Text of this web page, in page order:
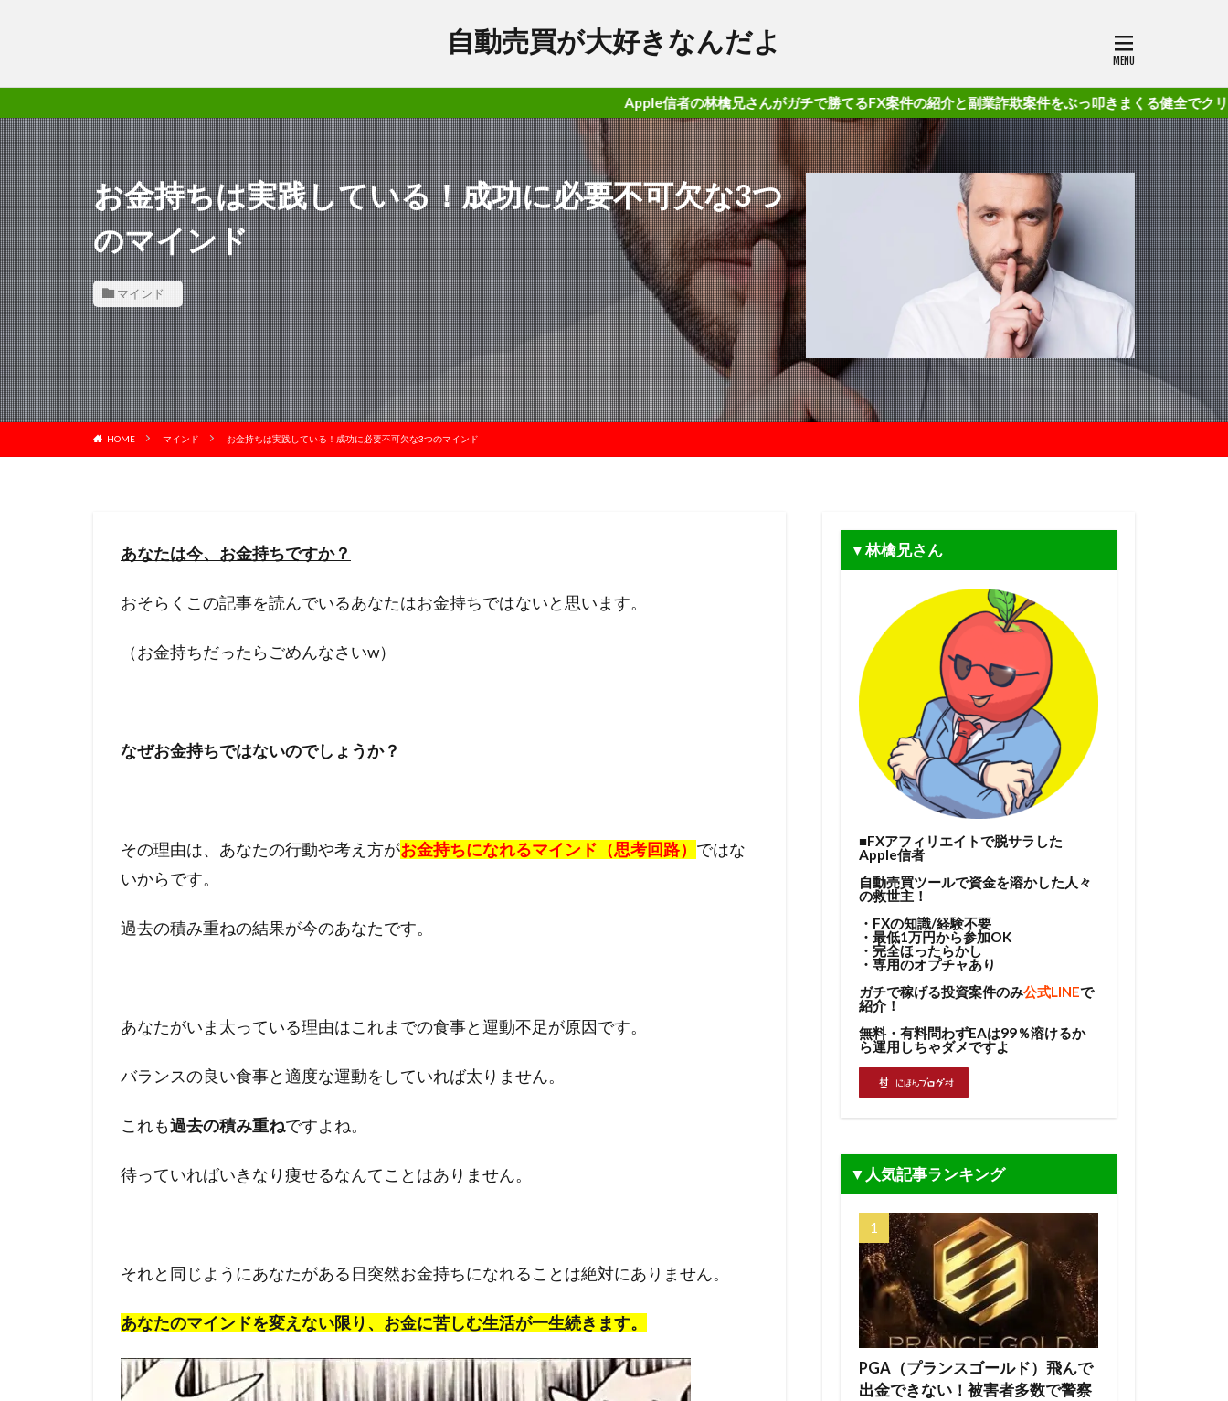
自動売買が大好きなんだよ
Apple信者の林檎兄さんがガチで勝てるFX案件の紹介と副業詐欺案件をぶっ叩きまくる健全でクリーンなブログで
お金持ちは実践している！成功に必要不可欠な3つ
のマインド
マインド
HOME マインド お金持ちは実践している！成功に必要不可欠な3つのマインド
あなたは今、お金持ちですか？
おそらくこの記事を読んでいるあなたはお金持ちではないと思います。
（お金持ちだったらごめんなさいw）
なぜお金持ちではないのでしょうか？
その理由は、あなたの行動や考え方がお金持ちになれるマインド（思考回路） ではな
いからです。
過去の積み重ねの結果が今のあなたです。
あなたがいま太っている理由はこれまでの食事と運動不足が原因です。
バランスの良い食事と適度な運動をしていれば太りません。
これも過去の積み重ねですよね。
待っていればいきなり痩せるなんてことはありません。
それと同じようにあなたがある日突然お金持ちになれることは絶対にありません。
あなたのマインドを変えない限り、お金に苦しむ生活が一生続きます。
▼林檎兄さん
■FXアフィリエイトで脱サラした
Apple信者
自動売買ツールで資金を溶かした人々
の救世主！
・FXの知識/経験不要
・最低1万円から参加OK
・完全ほったらかし
・専用のオプチャあり
ガチで稼げる投資案件のみ公式LINEで
紹介！
無料・有料問わずEAは99％溶けるか
ら運用しちゃダメですよ
▼人気記事ランキング
PGA（プランスゴールド）飛んで
出金できない！被害者多数で警察